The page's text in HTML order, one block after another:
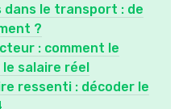
dans le transport : de
?
: comment le
salaire réel
ressenti : décoder le